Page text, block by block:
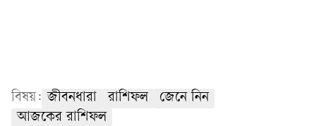
বিষয়: জীবনধারা রাশিফল
জেনে নিন
আজকের রাশিফল